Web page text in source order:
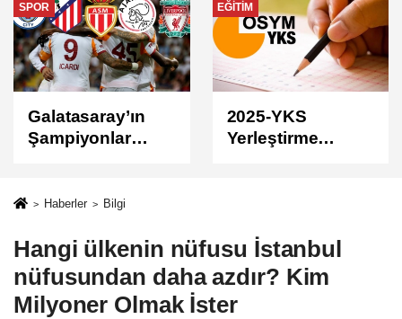
EĞITIM
2025-YKS
Yerleştirme
Sonuçlar
Açıldı
EĞITIM
2025 DGS Sınav
Sonuçları
Haberler Bilgi
Hangi ülkenin nüfusu İstanbul
nüfusundan daha azdır? Kim
Milyoner Olmak İster